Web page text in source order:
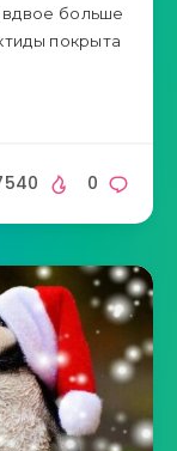
больше
покрыта
0